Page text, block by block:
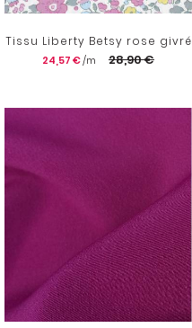
Tissu Liberty Betsy rose givré
24,57 € 28,90 €